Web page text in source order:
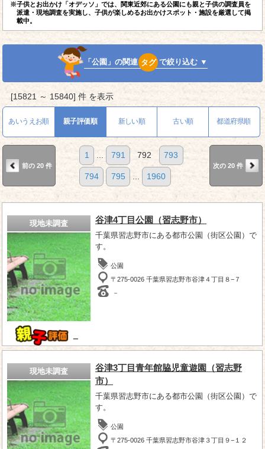
※子供とお出かけ「オデッソ」では、関東近郊にある公園にも親と子供の調査員を
派遣・現地調査を実施し、子供が楽しめるお出かけスポット・施設を厳選して掲
載中。
「公園」の関連 タグ で絞り込む ▼
[15821 ～ 15840] 件 を表示
あいうえお順 親子評価順 新しい順 古い順 都道府県順
前の 20 件
1 ... 791 792 793
794 795 ... 1960
次の 20 件
現地未調査
－
谷津4丁目公園（習志野市）
千葉県習志野市にある都市公園（街区公園）で
す。
公園
〒275-0026 千葉県習志野市谷津４丁目８−７
－
現地未調査
谷津3丁目青年館脇児童遊園（習志野
市）
千葉県習志野市にある都市公園（街区公園）で
す。
公園
〒275-0026 千葉県習志野市谷津３丁目９−１２